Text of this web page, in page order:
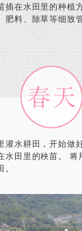
插在水田里的种植
肥料、除草等细致
灌水耕田，开始做
水田里的秧苗。
将